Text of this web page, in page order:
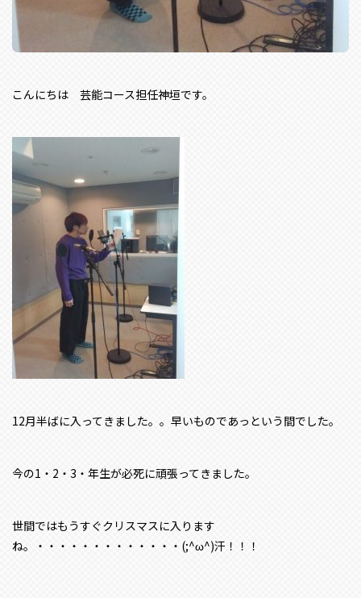
こんにちは 芸能コース担任神垣です。
12月半ばに入ってきました。。早いものであっという間でした。
今の1・2・3・年生が必死に頑張ってきました。
世間ではもうすぐクリスマスに入ります
ね。・・・・・・・・・・・・・(;^ω^)汗！！！